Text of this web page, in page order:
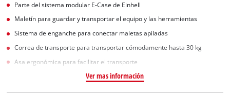
Parte del sistema modular E-Case de Einhell
Maletín para guardar y transportar el equipo y las herramientas
Sistema de enganche para conectar maletas apiladas
Correa de transporte para transportar cómodamente hasta 30 kg
Asa ergonómica para facilitar el transporte
Ver mas información